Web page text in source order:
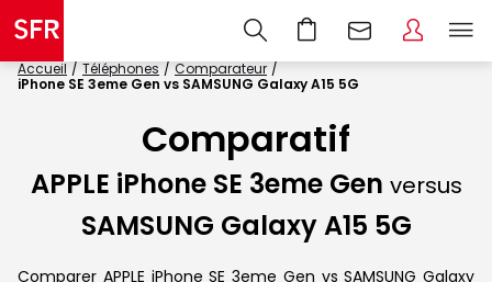
Accueil Téléphones
Comparateur
iPhone SE 3eme Gen vs SAMSUNG Galaxy A15 5G
Comparatif
APPLE iPhone SE 3eme Gen versus
SAMSUNG Galaxy A15 5G
Comparer APPLE iPhone SE 3eme Gen vs SAMSUNG Galaxy